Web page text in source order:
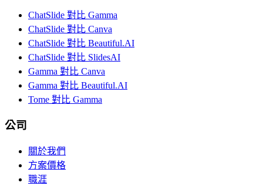
ChatSlide 對比 Gamma
ChatSlide 對比 Canva
ChatSlide 對比 Beautiful.AI
ChatSlide 對比 SlidesAI
Gamma 對比 Canva
Gamma 對比 Beautiful.AI
Tome 對比 Gamma
公司
關於我們
方案價格
職涯